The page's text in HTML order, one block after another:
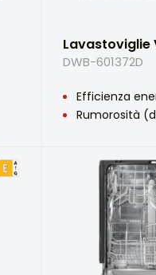
Lavastoviglie
DWB-601372D
Efficienza
Rumorosità